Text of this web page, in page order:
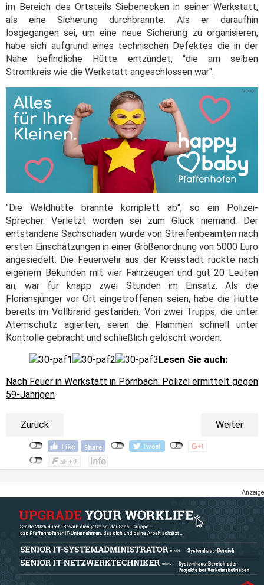
im Bereich des Ortsteils Siebenecken in seiner Werkstatt,
als eine Sicherung durchbrannte. Als er daraufhin
losgegangen sei, um eine neue Sicherung zu organisieren,
habe sich aufgrund eines technischen Defektes die in der
Nähe befindliche Hütte entzündet, "die am selben
Stromkreis wie die Werkstatt angeschlossen war".
"Die Waldhütte brannte komplett ab", so ein Polizei-
Sprecher. Verletzt worden sei zum Glück niemand. Der
entstandene Sachschaden wurde von Streifenbeamten nach
ersten Einschätzungen in einer Größenordnung von 5000 Euro
angesiedelt. Die Feuerwehr aus der Kreisstadt rückte nach
eigenem Bekunden mit vier Fahrzeugen und gut 20 Leuten
an, war für knapp zwei Stunden im Einsatz. Als die
Floriansjünger vor Ort eingetroffenen seien, habe die Hütte
bereits im Vollbrand gestanden. Von zwei Trupps, die unter
Atemschutz agierten, seien die Flammen schnell unter
Kontrolle gebracht und schließlich gelöscht worden.
Lesen Sie auch:
Nach Feuer in Werkstatt in Pörnbach: Polizei ermittelt gegen
59-Jährigen
Zurück Weiter
Anzeige